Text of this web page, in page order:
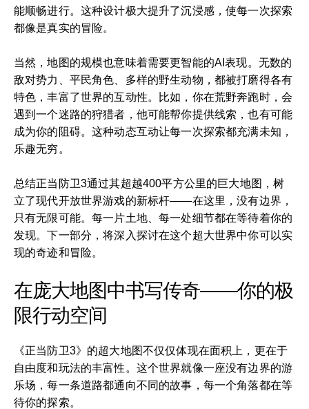
能顺畅进行。这种设计极大提升了沉浸感，使每一次探索
都像是真实的冒险。
当然，地图的规模也意味着需要更智能的AI表现。无数的
敌对势力、平民角色、多样的野生动物，都被打磨得各有
特色，丰富了世界的互动性。比如，你在荒野奔跑时，会
遇到一个迷路的狩猎者，他可能帮你提供线索，也有可能
成为你的阻碍。这种动态互动让每一次探索都充满未知，
乐趣无穷。
总结正当防卫3通过其超越400平方公里的巨大地图，树
立了现代开放世界游戏的新标杆——在这里，没有边界，
只有无限可能。每一片土地、每一处细节都在等待着你的
发现。下一部分，将深入探讨在这个超大世界中你可以实
现的奇迹和冒险。
在庞大地图中书写传奇——你的极
限行动空间
《正当防卫3》的超大地图不仅仅体现在面积上，更在于
自由度和玩法的丰富性。这个世界就像一座没有边界的游
乐场，每一条道路都通向不同的故事，每一个角落都在等
待你的探索。